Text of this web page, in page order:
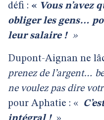
défi : « Vous n’avez
obliger les gens…
leur salaire ! »
Dupont-Aignan ne
prenez de l’argent…
ne voulez pas dire
pour Aphatie : «